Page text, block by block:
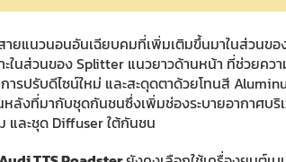
ยแนวนอนอันเฉียบคมที่เพิ่มเติมขึ้นมาในส่วนข
ะในส่วนของ Splitter แนวยาวด้านหน้า ที่ช่วยคว
รปรับดีไซน์ใหม่ และสะดุดตาด้วยโทนสี
หลังที่มากับชุดกันชนซึ่งเพิ่มช่องระบายอากาศบ
และชุด Diffuser ใต้กันชน